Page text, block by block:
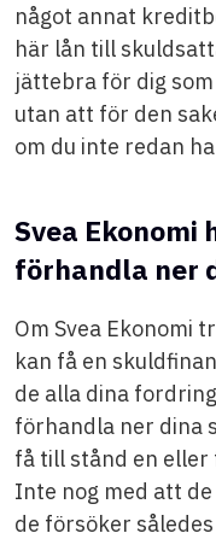
något annat
här lån till
jättebra för dig
utan att för den
om du inte redan
Svea
förhandla ner
Om Svea Ekonomi
kan få en
de alla dina
förhandla ner dina
få till stånd en
Inte nog med att
de försöker